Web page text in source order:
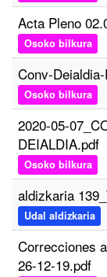
Acta Pleno
Osoko bilkura
Conv-
Osoko bilkura
2020-05-
DEIALDIA.pdf
Osoko bilkura
aldizkaria
Udal aldizkaria
Correcciones
26-12-19.pdf